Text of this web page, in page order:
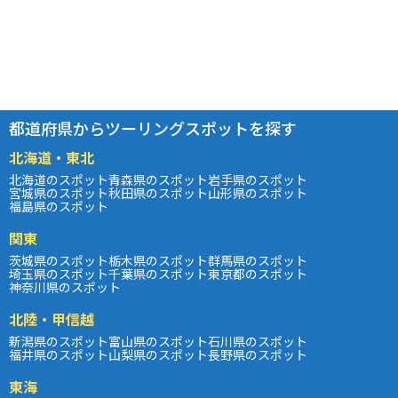
都道府県からツーリングスポットを探す
北海道・東北
北海道のスポット青森県のスポット岩手県のスポット
宮城県のスポット秋田県のスポット山形県のスポット
福島県のスポット
関東
茨城県のスポット栃木県のスポット群馬県のスポット
埼玉県のスポット千葉県のスポット東京都のスポット
神奈川県のスポット
北陸・甲信越
新潟県のスポット富山県のスポット石川県のスポット
福井県のスポット山梨県のスポット長野県のスポット
東海